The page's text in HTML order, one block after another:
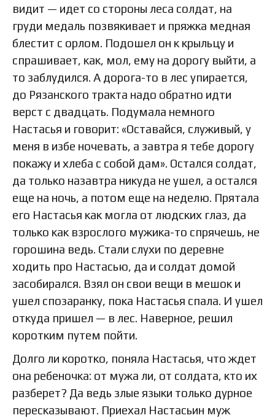
видит — идет со стороны леса солдат, на
груди медаль позвякивает и пряжка медная
блестит с орлом. Подошел он к крыльцу и
спрашивает, как, мол, ему на дорогу выйти, а
то заблудился. А дорога-то в лес упирается,
до Рязанского тракта надо обратно идти
верст с двадцать. Подумала немного
Настасья и говорит: «Оставайся, служивый, у
меня в избе ночевать, а завтра я тебе дорогу
покажу и хлеба с собой дам». Остался солдат,
да только назавтра никуда не ушел, а остался
еще на ночь, а потом еще на неделю. Прятала
его Настасья как могла от людских глаз, да
только как взрослого мужика-то спрячешь, не
горошина ведь. Стали слухи по деревне
ходить про Настасью, да и солдат домой
засобирался. Взял он свои вещи в мешок и
ушел спозаранку, пока Настасья спала. И ушел
откуда пришел — в лес. Наверное, решил
коротким путем пойти.
Долго ли коротко, поняла Настасья, что ждет
она ребеночка: от мужа ли, от солдата, кто их
разберет? Да ведь злые языки только дурное
пересказывают. Приехал Настасьин муж